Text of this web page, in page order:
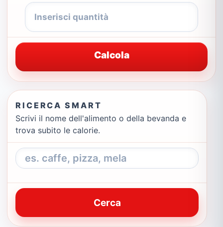
Calcola
RICERCA SMART
Scrivi il nome dell'alimento o della bevanda e
trova subito le calorie.
Cerca